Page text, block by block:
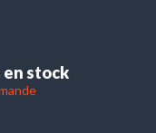
en stock